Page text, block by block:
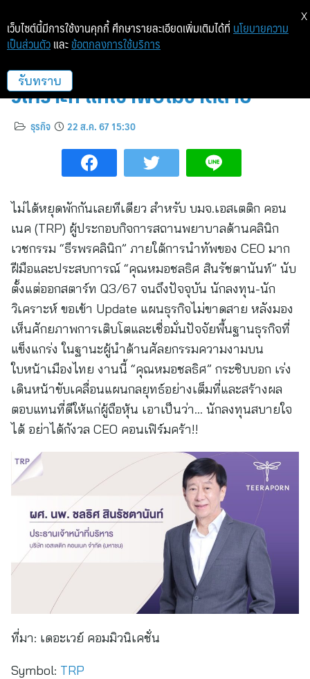
TRP เนื้อหอม! นักลงทุน-นัก
วิเคราะห์ แห่เข้าพบไม่ขาดสาย
ธุรกิจ 22 ส.ค. 67 15:30
ไม่ได้หยุดพักกันเลยทีเดียว สำหรับ บมจ.เอสเตติก คอน
เนค (TRP) ผู้ประกอบกิจการสถานพยาบาลด้านคลินิก
เวชกรรม “ธีรพรคลินิก” ภายใต้การนำทัพของ CEO มาก
ฝีมือและประสบการณ์ “คุณหมอชลธิศ สินรัชตานันท์” นับ
ตั้งแต่ออกสตาร์ท Q3/67 จนถึงปัจจุบัน นักลงทุน-นัก
วิเคราะห์ ขอเข้า Update แผนธุรกิจไม่ขาดสาย หลังมอง
เห็นศักยภาพการเติบโตและเชื่อมั่นปัจจัยพื้นฐานธุรกิจที่
แข็งแกร่ง ในฐานะผู้นำด้านศัลยกรรมความงามบน
ใบหน้าเมืองไทย งานนี้ “คุณหมอชลธิศ” กระซิบบอก เร่ง
เดินหน้าขับเคลื่อนแผนกลยุทธ์อย่างเต็มที่และสร้างผล
ตอบแทนที่ดีให้แก่ผู้ถือหุ้น เอาเป็นว่า… นักลงทุนสบายใจ
ได้ อย่าได้กังวล CEO คอนเฟิร์มคร้า!!
ที่มา: เดอะเวย์ คอมมิวนิเคชั่น
Symbol: TRP
เว็บไซต์นี้มีการใช้งานคุกกี้ ศึกษารายละเอียดเพิ่มเติมได้ที่ นโยบายความ
เป็นส่วนตัว และ ข้อตกลงการใช้บริการ
รับทราบ
X